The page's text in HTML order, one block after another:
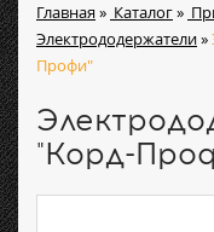
Главная» Каталог»
Электрододержатели»
Профи"
"Корд-